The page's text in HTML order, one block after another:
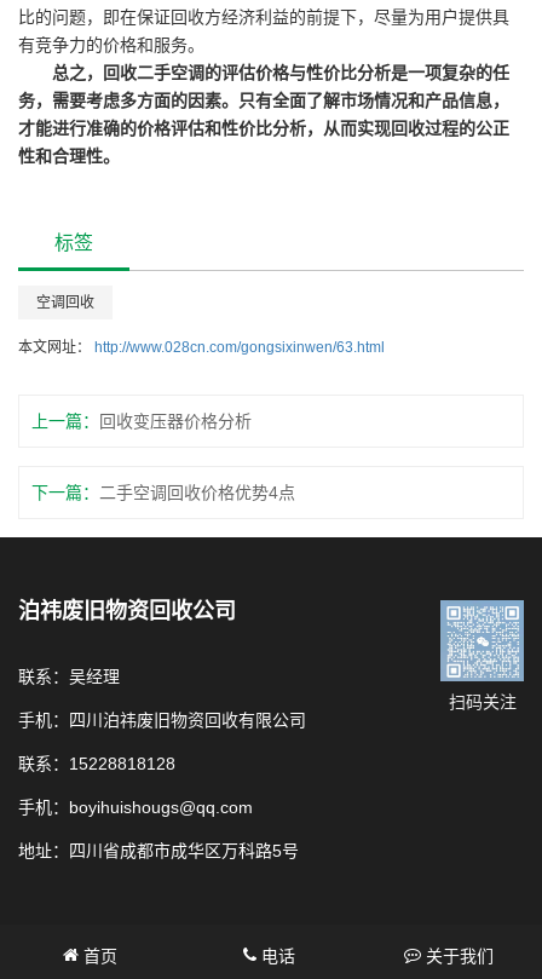
比的问题，即在保证回收方经济利益的前提下，尽量为用户提供具
有竞争力的价格和服务。
总之，回收二手空调的评估价格与性价比分析是一项复杂的任
务，需要考虑多方面的因素。只有全面了解市场情况和产品信息，
才能进行准确的价格评估和性价比分析，从而实现回收过程的公正
性和合理性。
标签
空调回收
本文网址： http://www.028cn.com/gongsixinwen/63.html
上一篇： 回收变压器价格分析
下一篇： 二手空调回收价格优势4点
泊祎废旧物资回收公司
联系：吴经理
手机：四川泊祎废旧物资回收有限公司
联系：15228818128
手机：boyihuishougs@qq.com
地址：四川省成都市成华区万科路5号
扫码关注
首页 电话 关于我们